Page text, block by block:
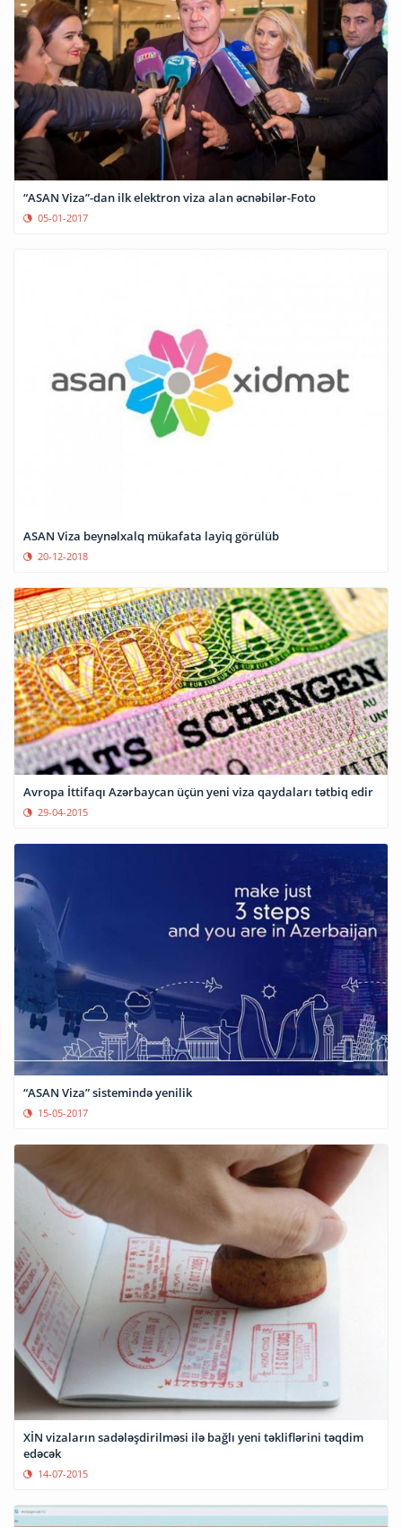
“ASAN Viza”-dan ilk elektron viza alan əcnəbilər-Foto
05-01-2017
ASAN Viza beynəlxalq mükafata layiq görülüb
20-12-2018
Avropa İttifaqı Azərbaycan üçün yeni viza qaydaları tətbiq edir
29-04-2015
“ASAN Viza” sistemində yenilik
15-05-2017
XİN vizaların sadələşdirilməsi ilə bağlı yeni təkliflərini təqdim
edəcək
14-07-2015